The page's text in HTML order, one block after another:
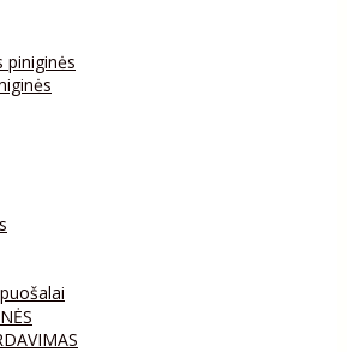
piniginės